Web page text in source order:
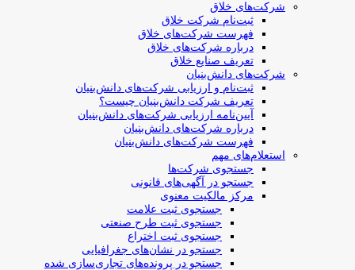
شرکت‌های خلاق
ثبت‌نام شرکت خلاق
فهرست شرکت‌های خلاق
درباره شرکت‌های خلاق
تعریف صنایع خلاق
شرکت‌های دانش‌بنیان
ثبت‌نام و ارزیابی شرکت‌های دانش‌بنیان
تعریف شرکت دانش‌بنیان چیست؟
آیین‌نامه ارزیابی شرکت‌های دانش‌بنیان
درباره شرکت‌های دانش‌بنیان
فهرست شرکت‌های دانش‌بنیان
استعلام‌های مهم
جستجوی شرکت‌ها
جستجو در آگهی‌های قانونی
مرکز مالکیت معنوی
جستجوی ثبت علامت
جستجوی ثبت طرح صنعتی
جستجوی ثبت اختراع
جستجو در نشان‌های جغرافیایی
جستجو در پرونده‌های تجاری‌سازی شده